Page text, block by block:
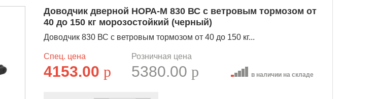
Доводчик дверной НОРА-М 830 ВС с ветровым тормозом от
40 до 150 кг морозостойкий (черный)
Доводчик 830 ВС с ветровым тормозом от 40 до 150 кг...
Спец. цена
4153.00p
Розничная цена
5380.00p в наличии на складе